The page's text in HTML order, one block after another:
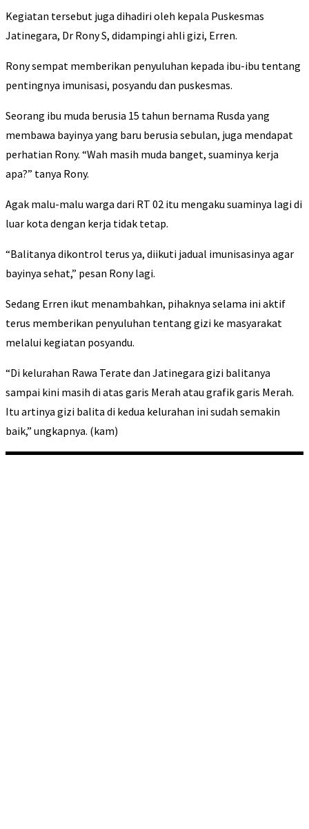
Kegiatan tersebut juga dihadiri oleh kepala Puskesmas
Jatinegara, Dr Rony S, didampingi ahli gizi, Erren.
Rony sempat memberikan penyuluhan kepada ibu-ibu tentang
pentingnya imunisasi, posyandu dan puskesmas.
Seorang ibu muda berusia 15 tahun bernama Rusda yang
membawa bayinya yang baru berusia sebulan, juga mendapat
perhatian Rony. “Wah masih muda banget, suaminya kerja
apa?” tanya Rony.
Agak malu-malu warga dari RT 02 itu mengaku suaminya lagi di
luar kota dengan kerja tidak tetap.
“Balitanya dikontrol terus ya, diikuti jadual imunisasinya agar
bayinya sehat,” pesan Rony lagi.
Sedang Erren ikut menambahkan, pihaknya selama ini aktif
terus memberikan penyuluhan tentang gizi ke masyarakat
melalui kegiatan posyandu.
“Di kelurahan Rawa Terate dan Jatinegara gizi balitanya
sampai kini masih di atas garis Merah atau grafik garis Merah.
Itu artinya gizi balita di kedua kelurahan ini sudah semakin
baik,” ungkapnya. (kam)